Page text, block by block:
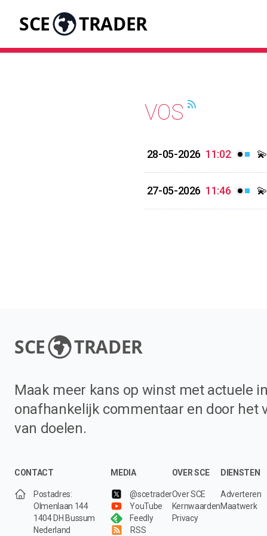
SCE TRADER
VOS
28-05-2026 11:02
27-05-2026 11:46
SCE TRADER
Maak meer kans op winst met actuele
onafhankelijk commentaar en door het
van doelen.
CONTACT
Postadres:
Olmenlaan 144
1404 DH Bussum
Nederland
MEDIA
@scetrader
YouTube
Feedly
RSS
OVER SCE
Over SCE
Kernwaarden
Privacy
DIENSTEN
Adverteren
Maatwerk